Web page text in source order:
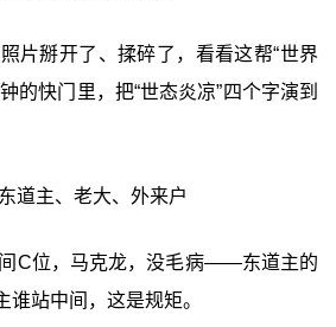
片掰开了、揉碎了，看看这帮“世界
的快门里，把“世态炎凉”四个字演到
道主、老大、外来户
C位，马克龙，没毛病——东道主的
站中间，这是规矩。